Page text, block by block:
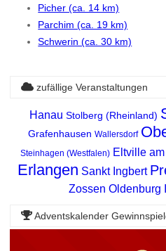
Picher (ca. 14 km)
Parchim (ca. 19 km)
Schwerin (ca. 30 km)
zufällige Veranstaltungen
Hanau Stolberg (Rheinland)
Grafenhausen Wallersdorf
Steinhagen (Westfalen) Eltville
Erlangen Sankt Ingbert
Zossen Oldenburg
Adventskalender